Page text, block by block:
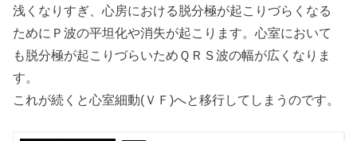
浅くなりすぎ、心房における脱分極が起こりづらくなる
ためにＰ波の平坦化や消失が起こります。心室において
も脱分極が起こりづらいためＱＲＳ波の幅が広くなりま
す。
これが続くと心室細動(ＶＦ)へと移行してしまうのです。